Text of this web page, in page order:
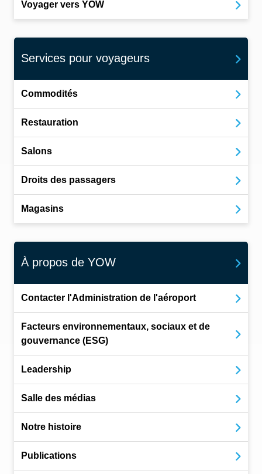
Voyager vers YOW
Services pour voyageurs
Commodités
Restauration
Salons
Droits des passagers
Magasins
À propos de YOW
Contacter l'Administration de l'aéroport
Facteurs environnementaux, sociaux et de
gouvernance (ESG)
Leadership
Salle des médias
Notre histoire
Publications